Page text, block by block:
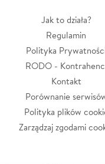
Jak to działa?
Regulamin
Polityka
RODO -
Kontakt
Porównanie
Polityka plików
Zarządzaj zgodami